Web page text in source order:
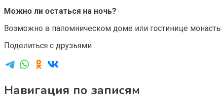
Можно ли остаться на ночь?
Возможно в паломническом доме или гостинице
Поделиться с друзьями
Навигация по записям